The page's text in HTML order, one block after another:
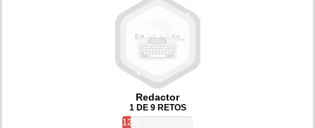
Redactor
1 DE 9 RETOS
12%